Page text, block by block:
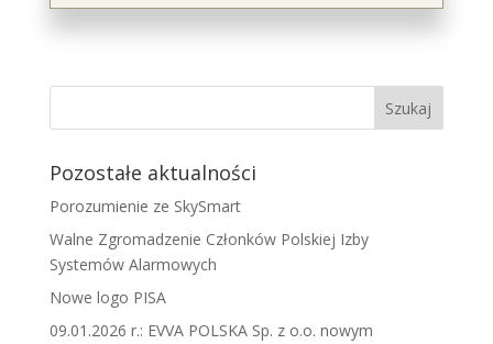
Pozostałe aktualności
Porozumienie ze SkySmart
Walne Zgromadzenie Członków Polskiej Izby
Systemów Alarmowych
Nowe logo PISA
09.01.2026 r.: EVVA POLSKA Sp. z o.o. nowym